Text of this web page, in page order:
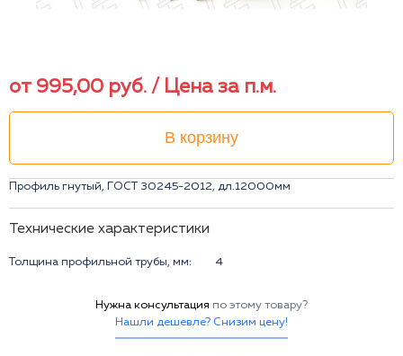
от 995,00 руб. / Цена за п.м.
В корзину
Профиль гнутый, ГОСТ 30245-2012, дл.12000мм
Технические характеристики
Толщина профильной трубы, мм: 4
Нужна консультация по этому товару?
Нашли дешевле? Снизим цену!